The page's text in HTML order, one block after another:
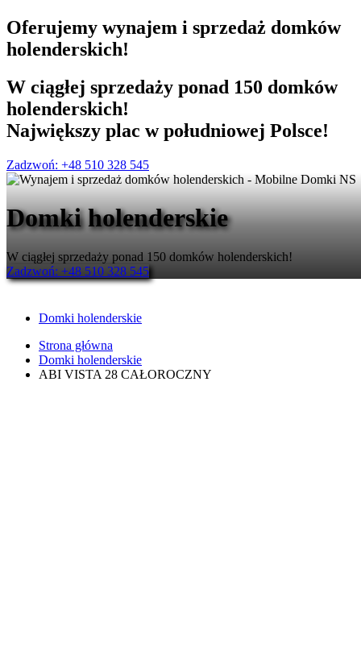
Oferujemy wynajem i sprzedaż domków
holenderskich!
W ciągłej sprzedaży ponad 150 domków
holenderskich!
Największy plac w południowej Polsce!
Zadzwoń: +48 510 328 545
Domki holenderskie
W ciągłej sprzedaży ponad 150 domków holenderskich!
Zadzwoń: +48 510 328 545
Domki holenderskie
Strona główna
Domki holenderskie
ABI VISTA 28 CAŁOROCZNY